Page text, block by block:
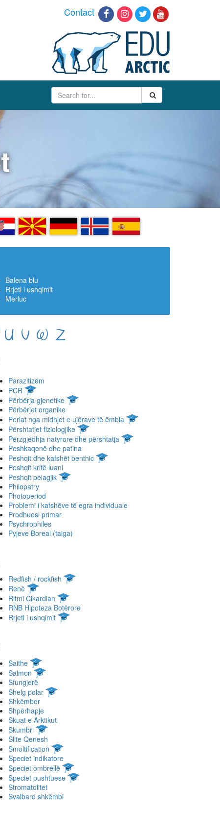
Contact
MK DE IS ES
Balena blu
Rrjeti i ushqimit
Merluc
U V W Z
Parazitizëm
PCR
Përbërja gjenetike
Përbërjet organike
Perlat nga midhjet e ujërave të ëmbla
Përshtatjet fiziologjike
Përzgjedhja natyrore dhe përshtatja
Peshkaqenë dhe patina
Peshqit dhe kafshët benthic
Peshqit krifë luani
Peshqit pelagjik
Philopatry
Photoperiod
Problemi i kafshëve të egra individuale
Prodhuesi primar
Psychrophiles
Pyjeve Boreal (taiga)
Redfish / rockfish
Renë
Ritmi Cikardian
RNB Hipoteza Botërore
Rrjeti i ushqimit
Saithe
Salmon
Sfungjerë
Shelg polar
Shkëmbor
Shpërhapje
Skuat e Arktikut
Skumbri
Slite Qenesh
Smoltification
Speciet indikatore
Speciet ombrellë
Speciet pushtuese
Stromatolitet
Svalbard shkëmbi